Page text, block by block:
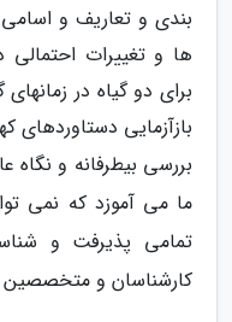
بندی و تعاریف و
ها و تغییرات احتمالی
برای دو گیاه در
بازآزمایی دستاوردهای
بررسی بیطرفانه و نگاه
ما می آموزد که نمی
تمامی پذیرفت و
کارشناسان و